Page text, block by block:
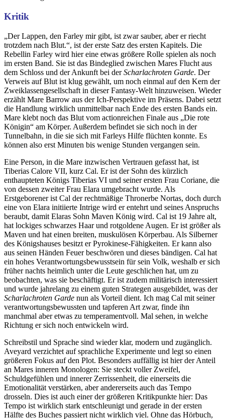
Kritik
„Der Lappen, den Farley mir gibt, ist zwar sauber, aber er riecht
trotzdem nach Blut.“, ist der erste Satz des ersten Kapitels. Die
Rebellin Farley wird hier eine etwas größere Rolle spielen als noch
im ersten Band. Sie ist das Bindeglied zwischen Mares Flucht aus
dem Schloss und der Ankunft bei derScharlachroten Garde. Der
Verweis auf Blut ist klug gewählt, um noch einmal auf den Kern der
Zweiklassengesellschaft in dieser Fantasy-Welt hinzuweisen. Wieder
erzählt Mare Barrow aus der Ich-Perspektive im Präsens. Dabei setzt
die Handlung wirklich unmittelbar nach Ende des ersten Bands ein.
Mare klebt noch das Blut vom actionreichen Finale aus „Die rote
Königin“ am Körper. Außerdem befindet sie sich noch in der
Tunnelbahn, in die sie sich mit Farleys Hilfe flüchten konnte. Es
können also erst Minuten bis wenige Stunden vergangen sein.
Eine Person, in die Mare inzwischen Vertrauen gefasst hat, ist
Tiberias Calore VII, kurz Cal. Er ist der Sohn des kürzlich
enthaupteten Königs Tiberias VI und seiner ersten Frau Coriane, die
von dessen zweiter Frau Elara umgebracht wurde. Als
Erstgeborener ist Cal der rechtmäßige Thronerbe Nortas, doch durch
eine von Elara initiierte Intrige wird er entehrt und seines Anspruchs
beraubt, damit Elaras Sohn Maven König wird. Cal ist 19 Jahre alt,
hat lockiges schwarzes Haar und rotgoldene Augen. Er ist größer als
Maven und hat einen breiten, muskulösen Körperbau. Als Silberner
des Königshauses besitzt er Pyrokinese-Fähigkeiten. Er kann also
aus seinen Händen Feuer beschwören und dieses bändigen. Cal hat
ein hohes Verantwortungsbewusstsein für sein Volk, weshalb er sich
früher nachts heimlich unter die Leute geschlichen hat, um zu
beobachten, was sie beschäftigt. Er ist zudem militärisch interessiert
und wurde jahrelang zu einem guten Strategen ausgebildet, was der
Scharlachroten Garde nun als Vorteil dient. Ich mag Cal mit seiner
verantwortungsbewussten und tapferen Art zwar, finde ihn
manchmal aber etwas zu temperamentvoll. Mal sehen, in welche
Richtung er sich noch entwickeln wird.
Schreibstil und Sprache sind wieder klar, modern und zugänglich.
Aveyard verzichtet auf sprachliche Experimente und legt so einen
größeren Fokus auf den Plot. Besonders auffällig ist hier der Anteil
an Mares inneren Monologen: Sie steckt voller Zweifel,
Schuldgefühlen und innerer Zerrissenheit, die einerseits die
Emotionalität verstärken, aber andererseits auch das Tempo
drosseln. Dies ist auch einer der größeren Kritikpunkte hier: Das
Tempo ist wirklich stark entschleunigt und gerade in der ersten
Hälfte des Buches passiert nicht wirklich viel. Ohne das Hörbuch,